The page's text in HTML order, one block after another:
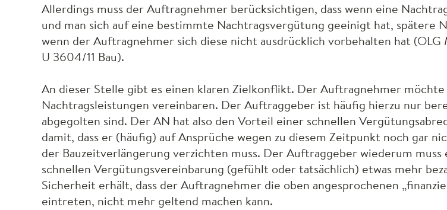
Allerdings muss der Auftragnehmer berücksichtigen, dass wenn eine
und man sich auf eine bestimmte Nachtragsvergütung geeinigt hat, spätere
wenn der Auftragnehmer sich diese nicht ausdrücklich vorbehalten hat (OLG
U 3604/11 Bau).
An dieser Stelle gibt es einen klaren Zielkonflikt. Der Auftragnehmer
Nachtragsleistungen vereinbaren. Der Auftraggeber ist häufig hierzu nur
abgegolten sind. Der AN hat also den Vorteil einer schnellen
damit, dass er (häufig) auf Ansprüche wegen zu diesem Zeitpunkt noch gar
der Bauzeitverlängerung verzichten muss. Der Auftraggeber wiederum
schnellen Vergütungsvereinbarung (gefühlt oder tatsächlich) etwas mehr
Sicherheit erhält, dass der Auftragnehmer die oben angesprochenen
eintreten, nicht mehr geltend machen kann.